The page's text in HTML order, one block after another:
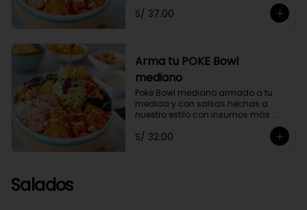
S/ 37.00
Arma tu POKE Bowl
mediano
Poke Bowl mediano armado a tu
medida y con salsas hechas a
nuestro estilo con insumos más
S/ 32.00
Salados